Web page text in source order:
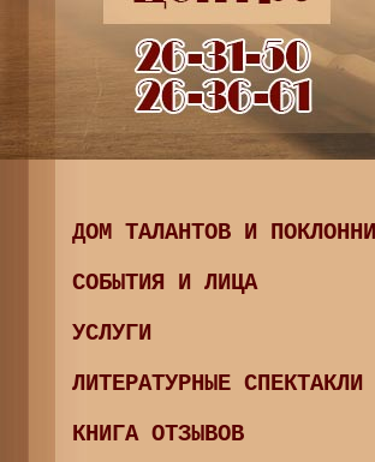
ДОМ ТАЛАНТОВ И
СОБЫТИЯ И ЛИЦА
УСЛУГИ
ЛИТЕРАТУРНЫЕ СПЕКТАКЛИ
КНИГА ОТЗЫВОВ